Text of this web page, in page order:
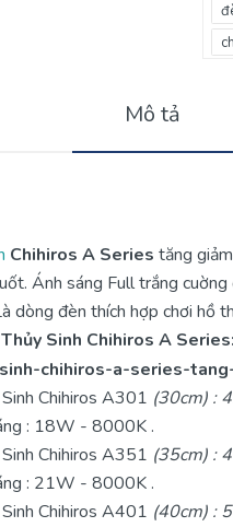
Mô tả
Chihiros A Series tăng
Ánh sáng Full trắng
dòng đèn thích hợp chơi hồ
Sinh Chihiros A
Chihiros A301 (30cm) :
: 18W - 8000K .
Chihiros A351 (35cm) :
: 21W - 8000K .
Chihiros A401 (40cm) :